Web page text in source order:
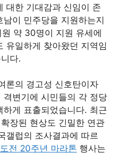
대한 기대감과 신임이 존
이 민주당을 지원하는지
약 30명이 지원 유세에
유일하게 찾아왔던 지역임
다.
론의 경고성 신호탄이자
변기에 시민들의 각 정당
게 표출되었습니다. 최근
장된 현상도 긴밀한 연관
갤럽의 조사결과에 따르
전 20주년 마라톤 행사는